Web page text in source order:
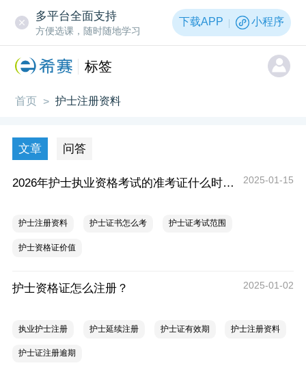
多平台全面支持
方便选课，随时随地学习
下载APP 小程序
标签
首页 > 护士注册资料
文章 问答
2026年护士执业资格考试的准考证什么时候打印？在哪打印？ 2025-01-15
护士注册资料 护士证书怎么考 护士证考试范围
护士资格证价值
护士资格证怎么注册？ 2025-01-02
执业护士注册 护士延续注册 护士证有效期 护士注册资料
护士证注册逾期